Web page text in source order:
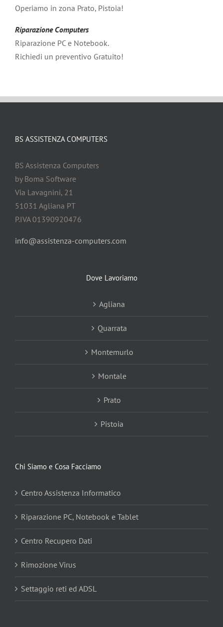
Operiamo in zona Prato, Pistoia!
Riparazione Computers
Riparazione PC e Notebook.
Richiedi un preventivo Gratuito!
BS ASSISTENZA COMPUTERS
BS Assistenza Computers
by Boma Software
Via Lavagnini, 21
51031 Agliana PT
P.IVA 01390920476
info@assistenza-computers.com
Dove Lavoriamo
Agliana
Quarrata
Montemurlo
Montale
Prato
Pistoia
Chi Siamo e Cosa Facciamo
Centro Assistenza Informatico
Riparazione PC, Notebook e Tablet
Centro Recupero Dati
Rimozione Virus
Settaggio reti ed ADSL